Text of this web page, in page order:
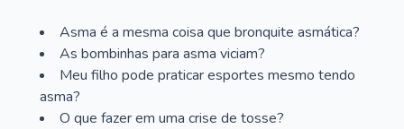
Asma é a mesma coisa que bronquite asmática?
As bombinhas para asma viciam?
Meu filho pode praticar esportes mesmo tendo
asma?
O que fazer em uma crise de tosse?